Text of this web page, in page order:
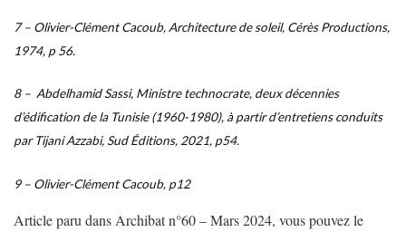
7 – Olivier-Clément Cacoub, Architecture de soleil, Cérès Productions,
1974, p 56.
8 – Abdelhamid Sassi, Ministre technocrate, deux décennies
d’édification de la Tunisie (1960-1980), à partir d’entretiens conduits
par Tijani Azzabi, Sud Éditions, 2021, p54.
9 – Olivier-Clément Cacoub, p12
Article paru dans Archibat n°60 – Mars 2024, vous pouvez le